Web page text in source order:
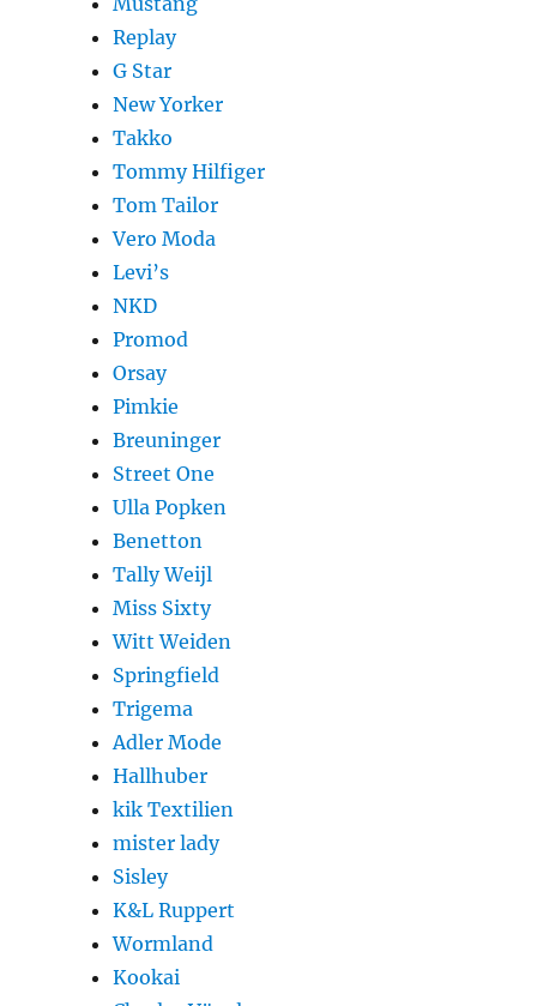
Replay
G Star
New Yorker
Takko
Tommy Hilfiger
Tom Tailor
Vero Moda
Levi’s
NKD
Promod
Orsay
Pimkie
Breuninger
Street One
Ulla Popken
Benetton
Tally Weijl
Miss Sixty
Witt Weiden
Springfield
Trigema
Adler Mode
Hallhuber
kik Textilien
mister lady
Sisley
K&L Ruppert
Wormland
Kookai